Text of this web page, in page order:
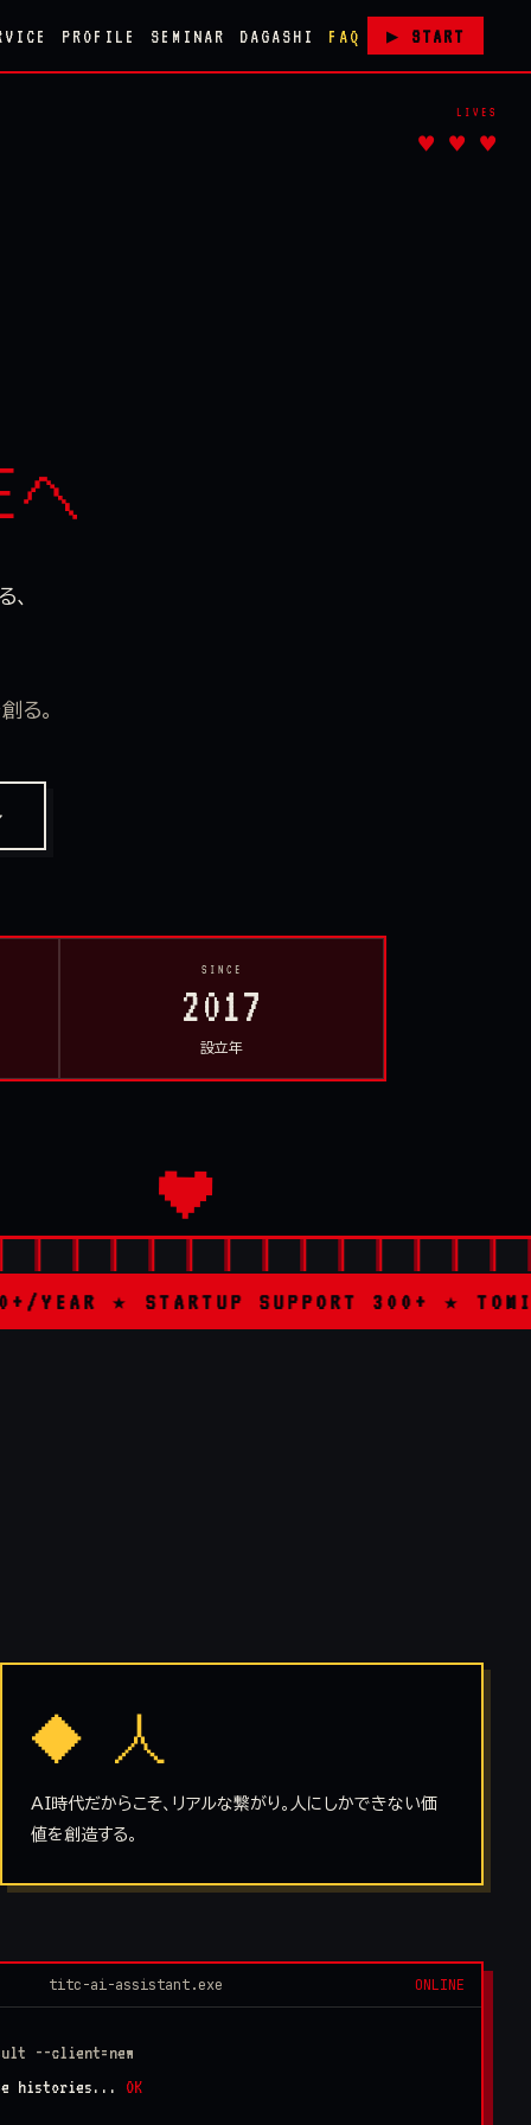
PROFILE SEMINAR DAGASHI FAQ ▶ START
LIVES
♥ ♥ ♥
へ
る。
SINCE
2017
設立年
SUPPORT 300+ ★ TOMITA
◆ 人
AI時代だからこそ、リアルな繋がり。人にしかできない価
値を創造する。
titc-ai-assistant.exe ONLINE
--client=new
histories...
OK